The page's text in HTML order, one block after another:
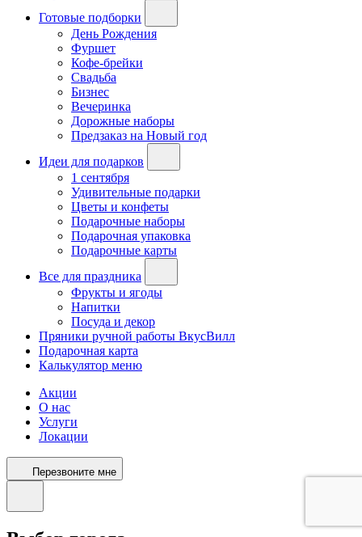
Готовые подборки
День Рождения
Фуршет
Кофе-брейки
Свадьба
Бизнес
Вечеринка
Дорожные наборы
Предзаказ на Новый год
Идеи для подарков
1 сентября
Удивительные подарки
Цветы и конфеты
Подарочные наборы
Подарочная упаковка
Подарочные карты
Все для праздника
Фрукты и ягоды
Напитки
Посуда и декор
Пряники ручной работы ВкусВилл
Подарочная карта
Калькулятор меню
Акции
О нас
Услуги
Локации
Перезвоните мне